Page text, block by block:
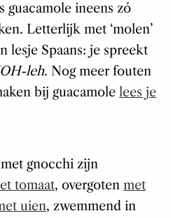
guacamole ineens zó
Letterlijk met ‘molen’
lesje Spaans: je spreekt
leh. Nog meer fouten
bij guacamole lees je
gnocchi zijn
tomaat, overgoten met
uien, zwemmend in